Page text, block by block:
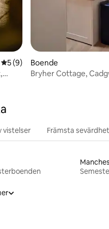
5 av 5 i genomsnittligt betyg, 9
5 (9)
Boende
Bryher Cottage,
vistelser Främsta